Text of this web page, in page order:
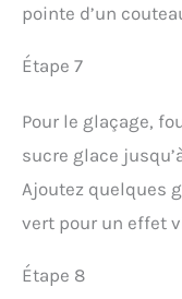
pointe d’un
Étape 7
Pour le glaçage,
sucre glace
Ajoutez quelques
vert pour un effet
Étape 8